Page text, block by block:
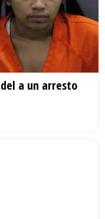
a un arresto